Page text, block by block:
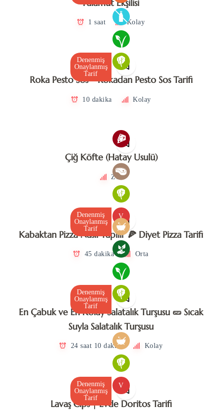
Palamut Ekşilisi
1 saat Kolay
Denenmiş
Onaylanmış
Tarif
Roka Pesto Sos – Rokadan Pesto Sos Tarifi
10 dakika Kolay
Çiğ Köfte (Hatay Usulü)
Zor
Denenmiş
Onaylanmış
Tarif
V
Kabaktan Pizza Nasıl Yapılır 🍕 Diyet Pizza Tarifi
45 dakika Orta
Denenmiş
Onaylanmış
Tarif
En Çabuk ve En Kolay Salatalık Turşusu 🥒 Sıcak
Suyla Salatalık Turşusu
24 saat 10 dakika Kolay
Denenmiş
Onaylanmış
Tarif
V
Lavaş Cips | Evde Doritos Tarifi